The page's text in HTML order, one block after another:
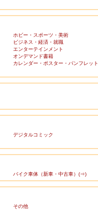
ホビー・スポーツ・美術
ビジネス・経済・就職
エンターテインメント
オンデマンド書籍
カレンダー・ポスター・パンフレット
デジタルコミック
バイク車体（新車・中古車）(⇒)
その他